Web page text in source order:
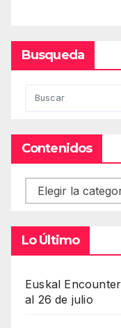
Busqueda
Contenidos
Contenidos
Lo Último
Euskal
al 26 de julio